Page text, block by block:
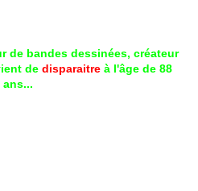
de bandes dessinées, créateur
de disparaitre à l'âge de 88
ans...